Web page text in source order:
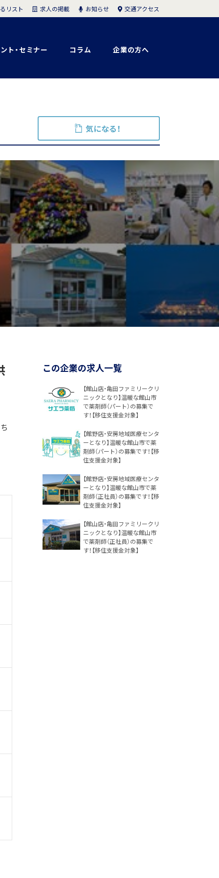
ト・セミナー コラム 企業の方へ
リスト 求人の掲載 お知らせ 交通アクセス
気になる！
この企業の求人一覧
【館山店・亀田ファミリークリ
ニックとなり】温暖な館山市
で薬剤師（パート）の募集で
す！【移住支援金対象】
【館野店・安房地域医療センタ
ーとなり】温暖な館山市で薬
剤師（パート）の募集です！【移
住支援金対象】
【館野店・安房地域医療センタ
ーとなり】温暖な館山市で薬
剤師（正社員）の募集です！【移
住支援金対象】
【館山店・亀田ファミリークリ
ニックとなり】温暖な館山市
で薬剤師（正社員）の募集で
す！【移住支援金対象】